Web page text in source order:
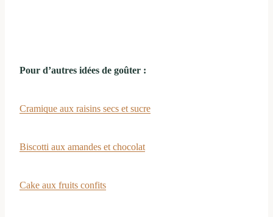
Pour d’autres idées de goûter :
Cramique aux raisins secs et sucre
Biscotti aux amandes et chocolat
Cake aux fruits confits